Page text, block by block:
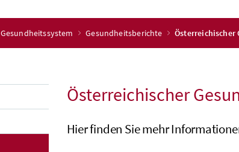
Gesundheitssystem Gesundheitsberichte Österreichischer
Österreichischer
Hier finden Sie mehr